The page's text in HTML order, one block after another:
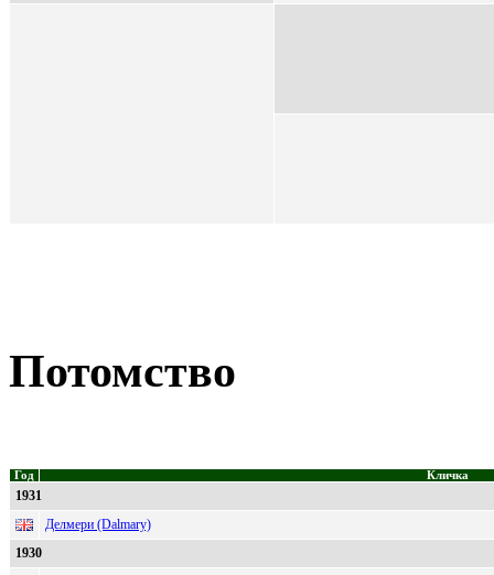
Потомство
Год Кличка
1931
Делмери (Dalmary)
1930